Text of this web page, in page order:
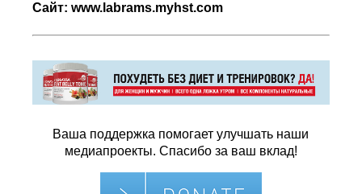
Сайт:www.labrams.myhst.com
Ваша поддержка помогает улучшать наши
медиапроекты. Спасибо за ваш вклад!